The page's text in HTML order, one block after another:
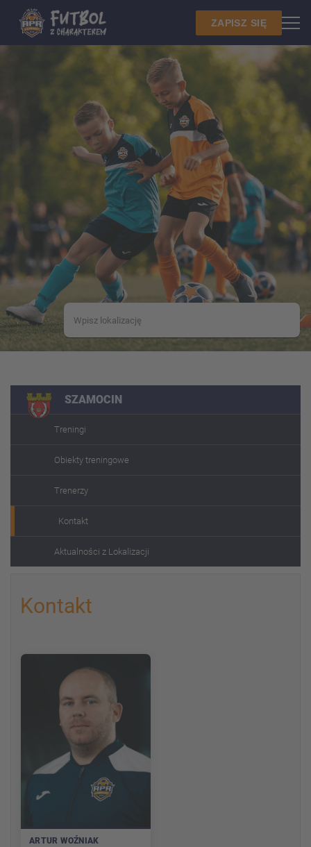
ZAPISZ SIĘ
SZAMOCIN
Treningi
Obiekty treningowe
Trenerzy
Kontakt
Aktualności z Lokalizacji
Kontakt
ARTUR WOŹNIAK